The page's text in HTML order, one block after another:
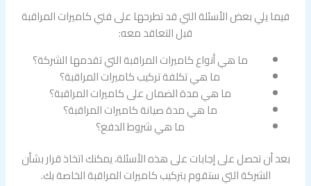
فيما يلي بعض الأسئلة التي قد تطرحها على فني كاميرات المراقبة
قبل التعاقد معه:
ما هي أنواع كاميرات المراقبة التي تقدمها الشركة؟
ما هي تكلفة تركيب كاميرات المراقبة؟
ما هي مدة الضمان على كاميرات المراقبة؟
ما هي مدة صيانة كاميرات المراقبة؟
ما هي شروط الدفع؟
بعد أن تحصل على إجابات على هذه الأسئلة، يمكنك اتخاذ قرار بشأن
الشركة التي ستقوم بتركيب كاميرات المراقبة الخاصة بك.